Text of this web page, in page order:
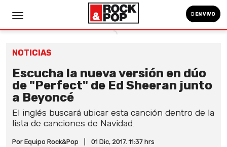
EN VIVO
NOTICIAS
Escucha la nueva versión en dúo
de "Perfect" de Ed Sheeran junto
a Beyoncé
El inglés buscará ubicar esta canción dentro de la
lista de canciones de Navidad.
Por Equipo Rock&Pop 01 Dic, 2017. 11:37 hrs